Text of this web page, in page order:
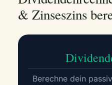
& Zinseszins
Berechne dein